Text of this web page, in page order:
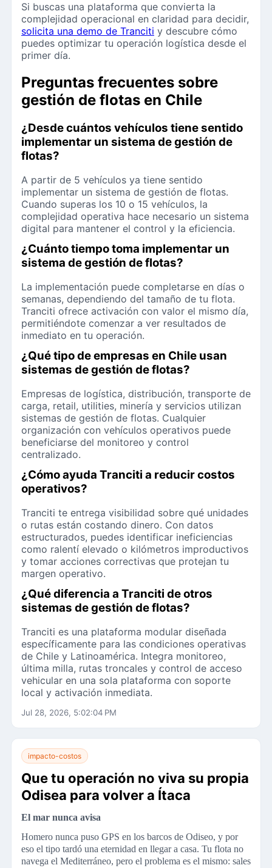
Si buscas una plataforma que convierta la
complejidad operacional en claridad para decidir,
solicita una demo de Tranciti y descubre cómo
puedes optimizar tu operación logística desde el
primer día.
Preguntas frecuentes sobre
gestión de flotas en Chile
¿Desde cuántos vehículos tiene sentido
implementar un sistema de gestión de
flotas?
A partir de 5 vehículos ya tiene sentido
implementar un sistema de gestión de flotas.
Cuando superas los 10 o 15 vehículos, la
complejidad operativa hace necesario un sistema
digital para mantener el control y la eficiencia.
¿Cuánto tiempo toma implementar un
sistema de gestión de flotas?
La implementación puede completarse en días o
semanas, dependiendo del tamaño de tu flota.
Tranciti ofrece activación con valor el mismo día,
permitiéndote comenzar a ver resultados de
inmediato en tu operación.
¿Qué tipo de empresas en Chile usan
sistemas de gestión de flotas?
Empresas de logística, distribución, transporte de
carga, retail, utilities, minería y servicios utilizan
sistemas de gestión de flotas. Cualquier
organización con vehículos operativos puede
beneficiarse del monitoreo y control
centralizado.
¿Cómo ayuda Tranciti a reducir costos
operativos?
Tranciti te entrega visibilidad sobre qué unidades
o rutas están costando dinero. Con datos
estructurados, puedes identificar ineficiencias
como ralentí elevado o kilómetros improductivos
y tomar acciones correctivas que protejan tu
margen operativo.
¿Qué diferencia a Tranciti de otros
sistemas de gestión de flotas?
Tranciti es una plataforma modular diseñada
específicamente para las condiciones operativas
de Chile y Latinoamérica. Integra monitoreo,
última milla, rutas troncales y control de acceso
vehicular en una sola plataforma con soporte
local y activación inmediata.
Jul 28, 2026, 5:02:04 PM
impacto-costos
Que tu operación no viva su propia
Odisea para volver a Ítaca
El mar nunca avisa
Homero nunca puso GPS en los barcos de Odiseo, y por
eso el tipo tardó una eternidad en llegar a casa. Tu flota no
navega el Mediterráneo, pero el problema es el mismo: sales